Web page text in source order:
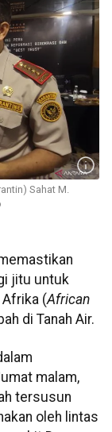
Sahat M.
jitu untuk
Afrika (African
di Tanah Air.
malam,
tersusun
oleh lintas